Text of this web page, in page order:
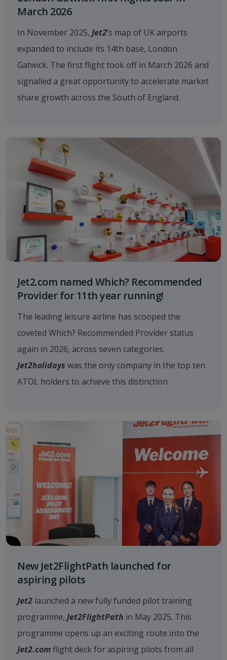
March 2026
In November 2025, Jet2’s map of UK airports
expanded to include its 14th base, London
Gatwick. The first flight took off in March 2026 and
signalled a great opportunity to accelerate market
share growth across the South of England.
Jet2.com named Which? Recommended
Provider for 11th year running!
The leading leisure airline has scooped the
coveted Which? Recommended Provider status
again in 2026, across seven categories.
Jet2holidays was the only company in the top ten
ATOL holders to achieve this distinction.
New Jet2FlightPath launched for
aspiring pilots
Jet2 launched a new fully funded pilot training
programme, Jet2FlightPath in May 2025. This
programme opens up an exciting route into the
Jet2.comflight deck for aspiring pilots from all